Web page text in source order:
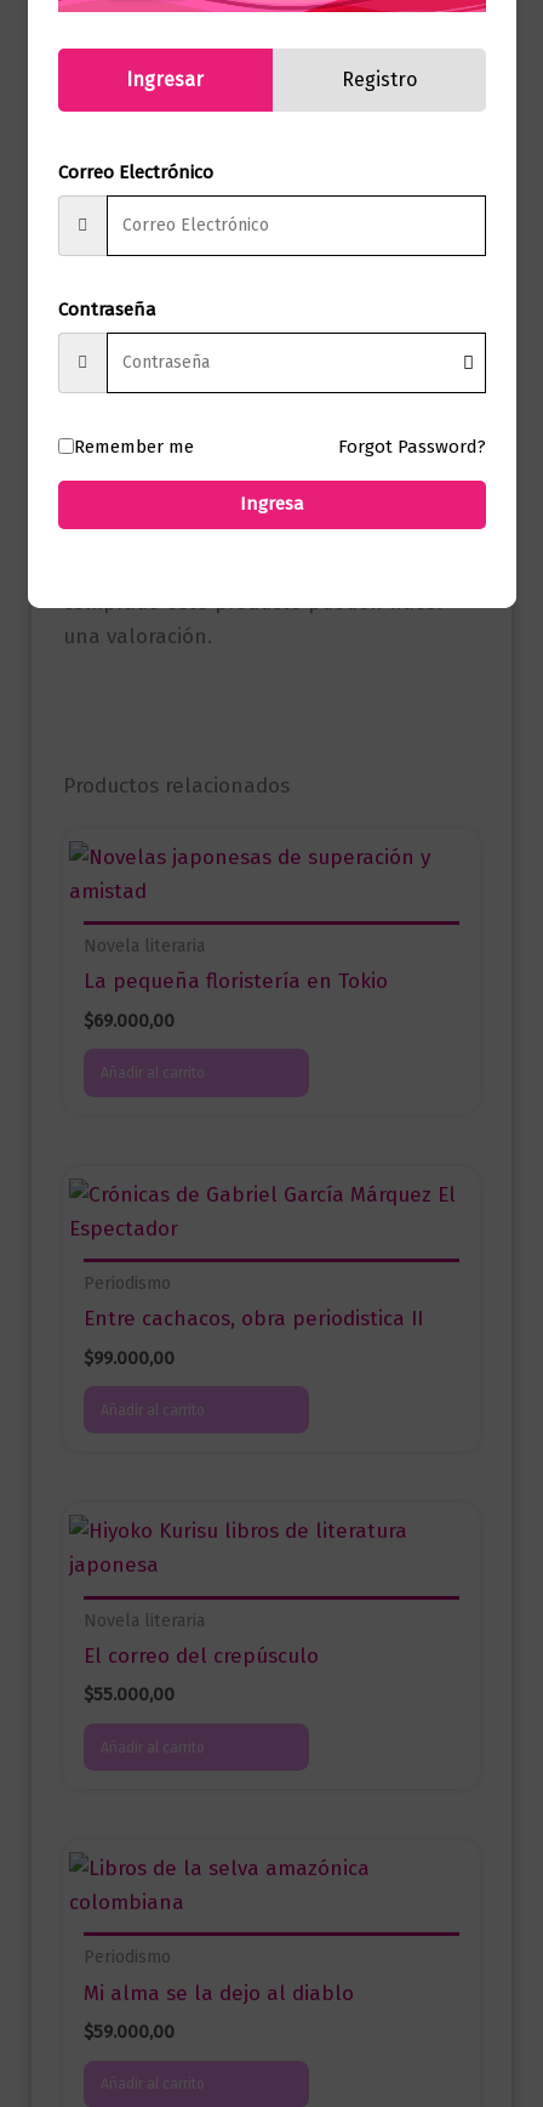
(ISBN)
Marca Editorial Planeta
Germán Castro
Formato 12.5 x 19
Presentación Tapa Dura
No hay valoraciones aún.
comprado este producto pueden hacer
una valoración.
Productos relacionados
Novela literaria
La pequeña floristería en Tokio
$69.000,00
Añadir al carrito
Periodismo
Entre cachacos, obra periodistica II
$99.000,00
Añadir al carrito
Novela literaria
El correo del crepúsculo
$55.000,00
Añadir al carrito
Periodismo
Mi alma se la dejo al diablo
$59.000,00
Añadir al carrito
Ingresar Registro
Correo Electrónico
Contraseña
Remember me Forgot Password?
Ingresa